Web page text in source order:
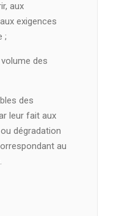
aux
exigences
;
des
des
leur fait aux
dégradation
au